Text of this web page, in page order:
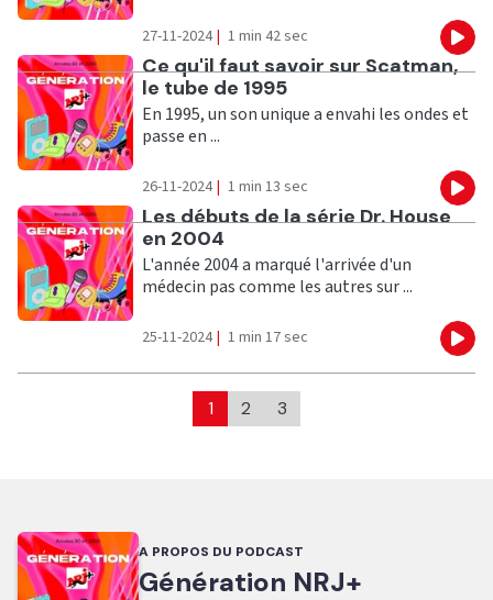
27-11-2024 | 1 min 42 sec
Ecouter
Ce qu'il faut savoir sur Scatman,
le tube de 1995
En 1995, un son unique a envahi les ondes et
passe en ...
26-11-2024 | 1 min 13 sec
Ecouter
Les débuts de la série Dr. House
en 2004
L'année 2004 a marqué l'arrivée d'un
médecin pas comme les autres sur ...
25-11-2024 | 1 min 17 sec
1 2 3
A PROPOS DU PODCAST
Génération NRJ+